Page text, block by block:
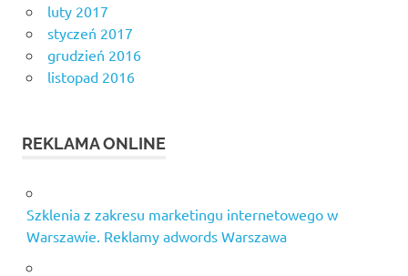
luty 2017
styczeń 2017
grudzień 2016
listopad 2016
REKLAMA ONLINE
Szklenia z zakresu marketingu internetowego w
Warszawie. Reklamy adwords Warszawa